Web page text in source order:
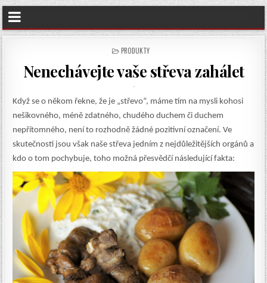
POSTED
PRODUKTY
Nenechávejte vaše střeva zahálet
Když se o někom řekne, že je „střevo“, máme tím na mysli kohosi
nešikovného, méně zdatného, chudého duchem či duchem
nepřítomného, není to rozhodně žádné pozitivní označení. Ve
skutečnosti jsou však naše střeva jedním z nejdůležitějších orgánů a
kdo o tom pochybuje, toho možná přesvědčí následující fakta: